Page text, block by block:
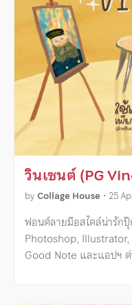
วินเซนต์ (PG
by Collage House • 25
ฟอนต์ลายมือสไตล์น่ารัก
Photoshop,
Good Note และแอปฯ